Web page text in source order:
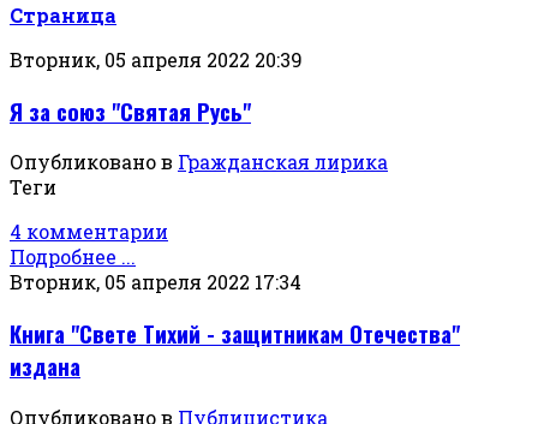
Страница
Вторник, 05 апреля 2022 20:39
Я за союз "Святая Русь"
Опубликовано в Гражданская лирика
Теги
4 комментарии
Подробнее ...
Вторник, 05 апреля 2022 17:34
Книга "Свете Тихий - защитникам Отечества"
издана
Опубликовано в Публицистика